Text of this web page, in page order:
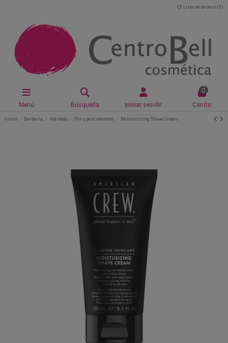
Lista de deseos (0 )
Menú Búsqueda Iniciar sesión
0
Carrito
Inicio Barbería Afeitado Pre y post afeitado Moisturizing Shave Cream